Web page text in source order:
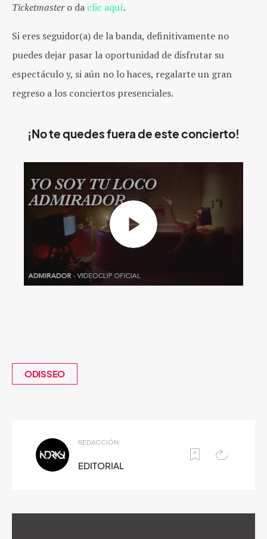
Ticketmastero da clic aquí.
Si eres seguidor(a) de la banda, definitivamente no
puedes dejar pasar la oportunidad de disfrutar su
espectáculo y, si aún no lo haces, regalarte un gran
regreso a los conciertos presenciales.
¡No te quedes fuera de este concierto!
ODISSEO
REDACCIÓN:
EDITORIAL